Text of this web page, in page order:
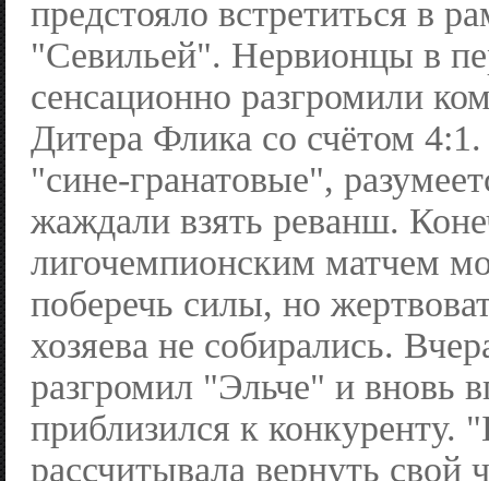
предстояло встретиться в
"Севильей". Нервионцы в
сенсационно разгромили
Дитера Флика со счётом
"сине-гранатовые",
жаждали взять реванш.
лигочемпионским матчем
поберечь силы, но
хозяева не собирались.
разгромил "Эльче" и вновь
приблизился к конкуренту.
рассчитывала вернуть свой